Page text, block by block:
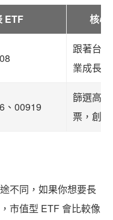
ETF 核心
跟著台
業成長
、00919
篩選高
票，創
不同，如果你想要長
市值型 ETF 會比較像